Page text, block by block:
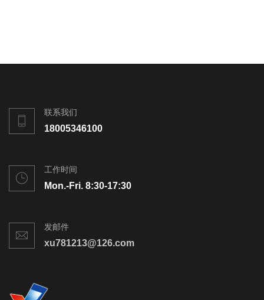
联系我们
18005346100
工作时间
Mon.-Fri. 8:30-17:30
发邮件
xu781213@126.com